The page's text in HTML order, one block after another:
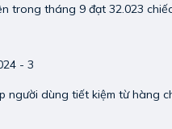
trong tháng 9 đạt 32.023
người dùng tiết kiệm từ hàng